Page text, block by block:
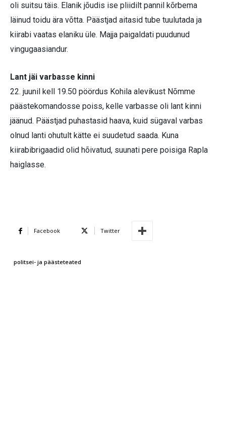
oli suitsu täis. Elanik jõudis ise pliidilt pannil kõrbema
läinud toidu ära võtta. Päästjad aitasid tube tuulutada ja
kiirabi vaatas elaniku üle. Majja paigaldati puudunud
vingugaasiandur.
Lant jäi varbasse kinni
22. juunil kell 19.50 pöördus Kohila alevikust Nõmme
päästekomandosse poiss, kelle varbasse oli lant kinni
jäänud. Päästjad puhastasid haava, kuid sügaval varbas
olnud lanti ohutult kätte ei suudetud saada. Kuna
kiirabibrigaadid olid hõivatud, suunati pere poisiga Rapla
haiglasse.
Facebook Twitter
politsei- ja päästeteated